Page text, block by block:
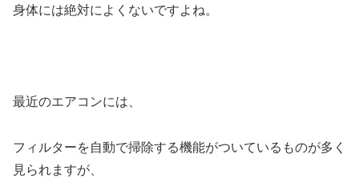
身体には絶対によくないですよね。
最近のエアコンには、
フィルターを自動で掃除する機能がついているものが多く
見られますが、